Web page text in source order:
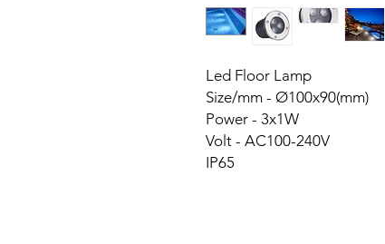
Led Floor Lamp
Size/mm - Ø100x90(mm)
Power - 3x1W
Volt - AC100-240V
IP65